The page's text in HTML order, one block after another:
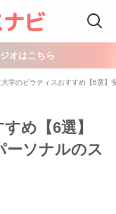
オはこちら
大学のピラティスおすすめ【6選】
め【6選】
ーソナルのス